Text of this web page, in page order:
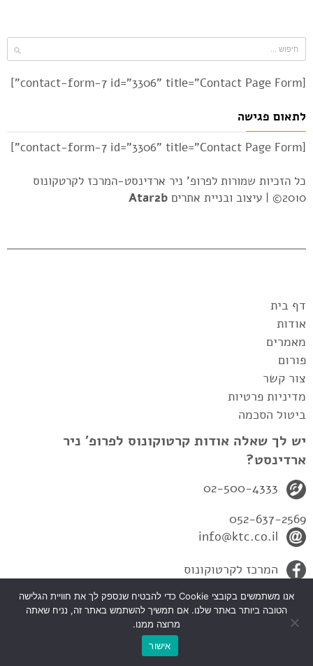
[contact-form-7 id="3306" title="Contact Page Form"]
לתאום פגישה
[contact-form-7 id="3306" title="Contact Page Form"]
כל הזכיות שמורות לפרופ' ניר ארדינסט-המרכז לקרטקונוס
2010© |
עיצוב ובניית אתרים Atar2b
דף בית
אודות
מאמרים
פורום
צור קשר
מדיניות פרטיות
ביטול הסכמה
יש לך שאלה אודות קרטוקונוס לפרופ' ניר
ארדינסט?
02-500-4333
052-637-2569
info@ktc.co.il
המרכז לקרטוקונוס
כל הזכיות שמורות לפרופ' ניר ארדינסט-המרכז לקרטקונוס 2010© |
עיצוב ובניית אתרים
אנו משתמשים בקובצי Cookie כדי להבטיח שנספק לך את חוויית הגלישה
הטובה ביותר באתר שלנו. אם תמשיך להשתמש באתר זה, נניח שאתה
מרוצה ממנו.
אישור